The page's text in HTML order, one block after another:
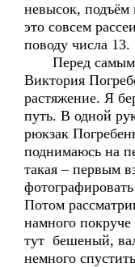
невысок, подъём
это совсем
поводу числа 13.
Перед самым
Виктория
растяжение. Я
путь. В одной
рюкзак
поднимаюсь на
такая – первым
Потом
намного
тут бешеный,
немного